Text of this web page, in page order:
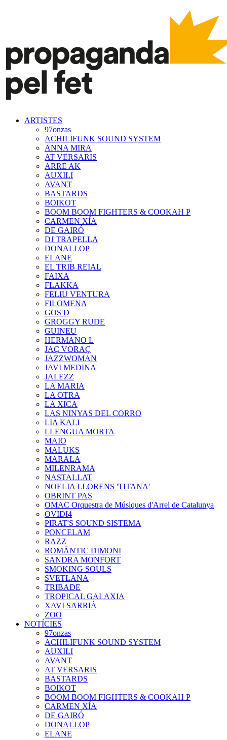
ARTISTES
97onzas
ACHILIFUNK SOUND SYSTEM
ANNA MIRA
AT VERSARIS
ARRE AK
AUXILI
AVANT
BASTARDS
BOIKOT
BOOM BOOM FIGHTERS & COOKAH P
CARMEN XÍA
DE GAIRÓ
DJ TRAPELLA
DONALLOP
ELANE
EL TRIB REIAL
FAIXA
FLAKKA
FELIU VENTURA
FILOMENA
GOS D
GROGGY RUDE
GUINEU
HERMANO L
JAÇ VORAÇ
JAZZWOMAN
JAVI MEDINA
JALEZZ
LA MARIA
LA OTRA
LA XICA
LAS NINYAS DEL CORRO
LIA KALI
LLENGUA MORTA
MAIO
MALUKS
MARALA
MILENRAMA
NASTALLAT
NOELIA LLORENS 'TITANA'
OBRINT PAS
OMAC Orquestra de Músiques d'Arrel de Catalunya
OVIDI4
PIRAT'S SOUND SISTEMA
PONCELAM
RAZZ
ROMÀNTIC DIMONI
SANDRA MONFORT
SMOKING SOULS
SVETLANA
TRIBADE
TROPICAL GALAXIA
XAVI SARRIÀ
ZOO
NOTÍCIES
97onzas
ACHILIFUNK SOUND SYSTEM
AUXILI
AVANT
AT VERSARIS
BASTARDS
BOIKOT
BOOM BOOM FIGHTERS & COOKAH P
CARMEN XÍA
DE GAIRÓ
DONALLOP
ELANE